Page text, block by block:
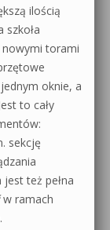
ilością
szkoła
torami
oknie, a
to cały
sekcję
też pełna
w ramach